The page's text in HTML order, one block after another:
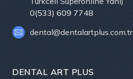
0(533) 609 7748
dental@dentalartplus.com.tr
DENTAL ART PLUS